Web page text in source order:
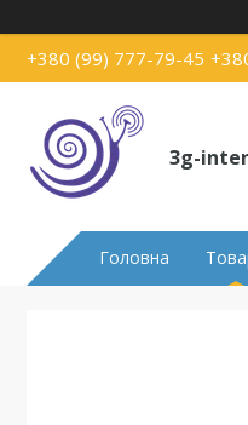
+380 (99) 777-79-45
3g-
Головна